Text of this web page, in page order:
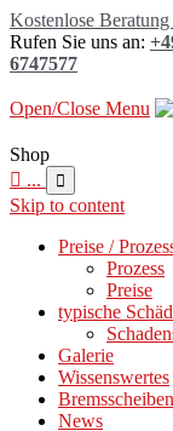
Kostenlose
Rufen Sie uns an:
6747577
Open/Close Menu
Shop
 ... 
Skip to content
Preise /
Prozess
Preise
typische
Galerie
Wissenswertes
News